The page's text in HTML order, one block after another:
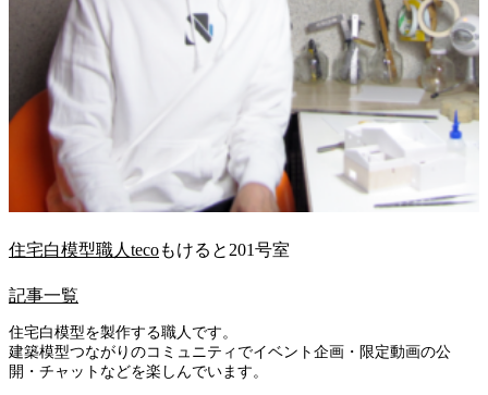
住宅白模型職人tecoもけると201号室
記事一覧
住宅白模型を製作する職人です。
建築模型つながりのコミュニティでイベント企画・限定動画の公
開・チャットなどを楽しんでいます。